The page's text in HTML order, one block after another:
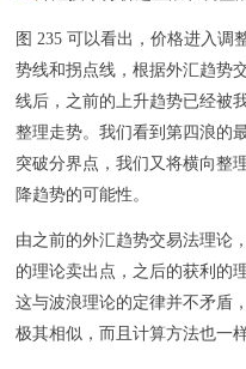
图 235 可以看出，价格进入调
势线和拐点线，根据外汇趋势
线后，之前的上升趋势已经被
整理走势。我们看到第四浪的
突破分界点，我们又将横向整
降趋势的可能性。
由之前的外汇趋势交易法理论
的理论卖出点，之后的获利的
这与波浪理论的定律并不矛盾
极其相似，而且计算方法也一样